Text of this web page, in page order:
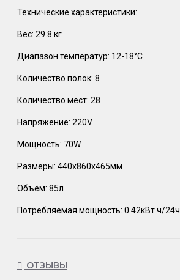
Технические характеристики:
Вес: 29.8 кг
Диапазон температур: 12-18°C
Количество полок: 8
Количество мест: 28
Напряжение: 220V
Мощность: 70W
Размеры: 440х860х465мм
Объём: 85л
Потребляемая мощность: 0.42кВт.ч/24ч
ОТЗЫВЫ